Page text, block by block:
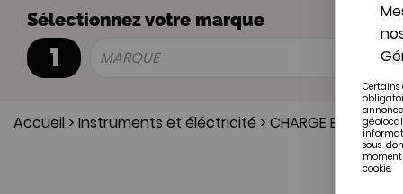
Sélectionnez votre marque
1 MARQUE
Accueil > Instruments et éléctricité > CHARGE ET
Certains
sous-
moment
cookie.